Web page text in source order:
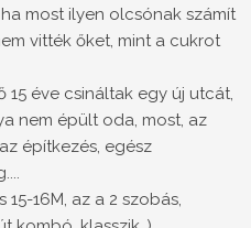
most ilyen olcsónak számít
vitték őket, mint a cukrot
15 éve csináltak egy új utcát,
nem épült oda, most, az
építkezés, egész
16M, az a 2 szobás,